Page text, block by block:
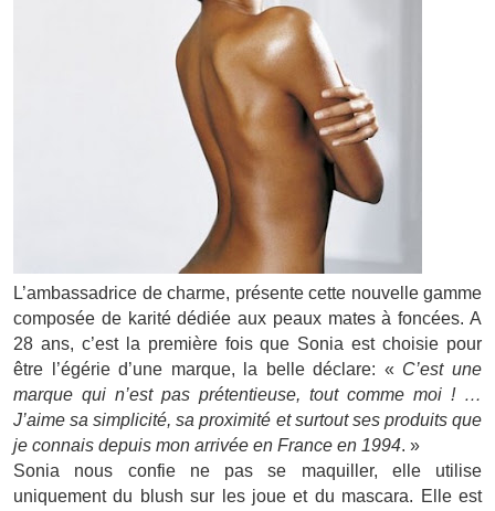
L’ambassadrice de charme, présente cette nouvelle gamme
composée de karité dédiée aux peaux mates à foncées. A
28 ans, c’est la première fois que Sonia est choisie pour
être l’égérie d’une marque, la belle déclare: « C’est une
marque qui n’est pas prétentieuse, tout comme moi ! …
J’aime sa simplicité, sa proximité et surtout ses produits que
je connais depuis mon arrivée en France en 1994. »
Sonia nous confie ne pas se maquiller, elle utilise
uniquement du blush sur les joue et du mascara. Elle est